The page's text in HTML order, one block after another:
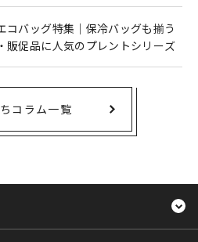
コバッグ特集｜保冷バッグも揃う
販促品に人気のプレントシリーズ
コラム一覧